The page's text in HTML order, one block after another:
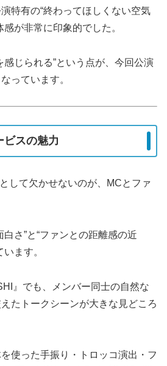
特有の“終わってほしくない空気
が非常に印象的でした。
感じられる”という点が、今回公演
っています。
ビスの魅力
して欠かせないのが、MCとファ
白さ”と“ファンとの距離感の近
ます。
』でも、メンバー同士の自然な
たトークシーンが大きな見どころ
使った手振り・トロッコ演出・フ